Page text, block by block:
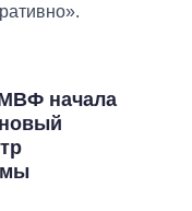
начала